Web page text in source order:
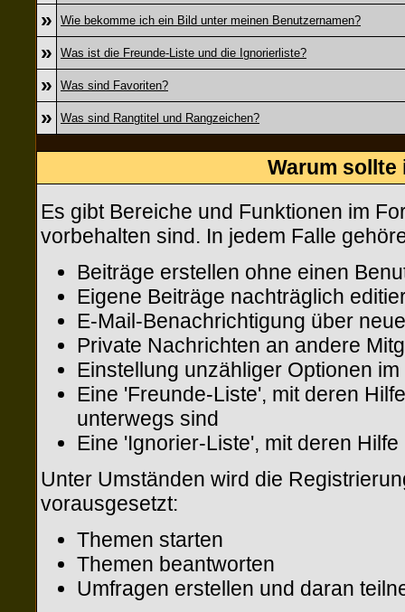
» Wie bekomme ich ein Bild unter meinen Benutzernamen?
» Was ist die Freunde-Liste und die Ignorierliste?
» Was sind Favoriten?
» Was sind Rangtitel und Rangzeichen?
Warum
Es gibt Bereiche und Funktionen im
vorbehalten sind. In jedem Falle
Beiträge erstellen ohne einen
Eigene Beiträge nachträglich
E-Mail-Benachrichtigung über
Private Nachrichten an andere
Einstellung unzähliger Optionen
Eine 'Freunde-Liste', mit deren
unterwegs sind
Eine 'Ignorier-Liste', mit deren
Unter Umständen wird die
vorausgesetzt:
Themen starten
Themen beantworten
Umfragen erstellen und daran